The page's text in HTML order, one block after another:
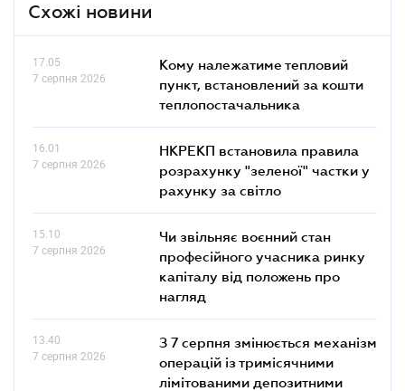
Схожі новини
17.05
7 серпня 2026
Кому належатиме тепловий
пункт, встановлений за кошти
теплопостачальника
16.01
7 серпня 2026
НКРЕКП встановила правила
розрахунку "зеленої" частки у
рахунку за світло
15.10
7 серпня 2026
Чи звільняє воєнний стан
професійного учасника ринку
капіталу від положень про
нагляд
13.40
7 серпня 2026
З 7 серпня змінюється механізм
операцій із тримісячними
лімітованими депозитними